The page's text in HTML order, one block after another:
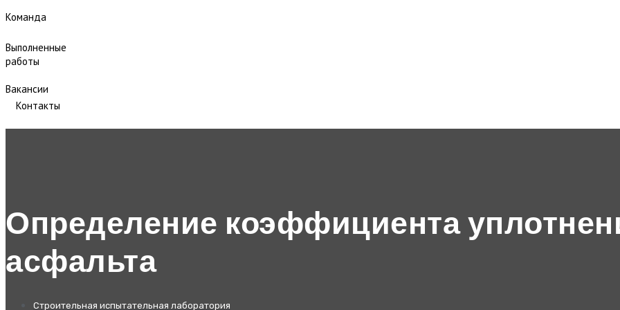
Команда
Выполненные
работы
Вакансии
Контакты
Определение коэффициента
асфальта
Строительная испытательная лаборатория